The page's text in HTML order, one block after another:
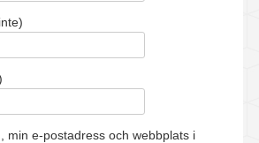
min e-postadress och webbplats i